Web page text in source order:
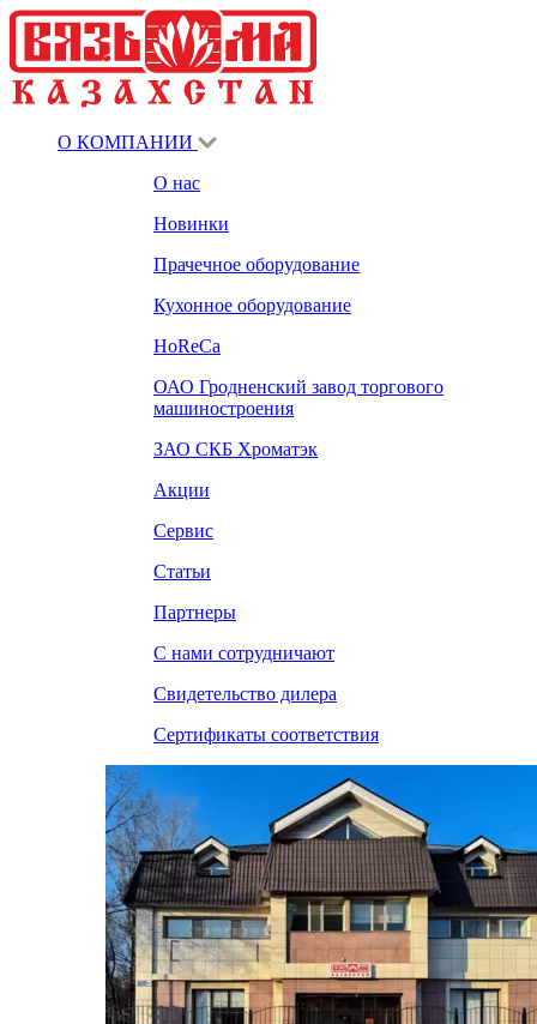
О КОМПАНИИ
О нас
Новинки
Прачечное оборудование
Кухонное оборудование
HoReCa
ОАО Гродненский завод торгового
машиностроения
ЗАО СКБ Хроматэк
Акции
Сервис
Статьи
Партнеры
С нами сотрудничают
Свидетельство дилера
Сертификаты соответствия